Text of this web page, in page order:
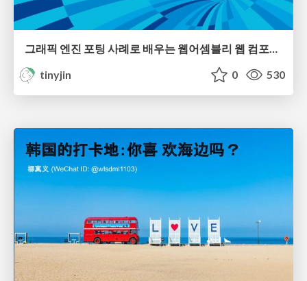
그래픽 엔진 포팅 사례로 배우는 웹어셈블리 웹 컴포넌트 개발부터 디버깅, 최적화까지
tinyjin
0 530